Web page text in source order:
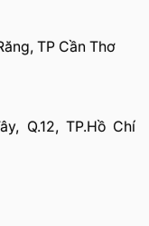
TP Cần Thơ
Q.12, TP.Hồ Chí